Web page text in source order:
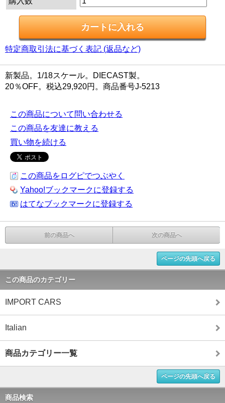
特定商取引法に基づく表記 (返品など)
新製品。1/18スケール。DIECAST製。
20％OFF。税込29,920円。商品番号J-5213
この商品について問い合わせる
この商品を友達に教える
買い物を続ける
この商品をログピでつぶやく
Yahoo!ブックマークに登録する
はてなブックマークに登録する
前の商品へ 次の商品へ
ページの先頭へ戻る
この商品のカテゴリー
IMPORT CARS
Italian
商品カテゴリー一覧
ページの先頭へ戻る
商品検索